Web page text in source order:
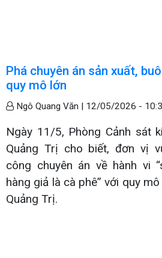
Phá chuyên án sản xuất,
quy mô lớn
Ngô Quang Văn | 12/05/2026 -
Ngày 11/5, Phòng Cảnh sát
Quảng Trị cho biết, đơn vị
công chuyên án về hành vi
hàng giả là cà phê” với quy
Quảng Trị.